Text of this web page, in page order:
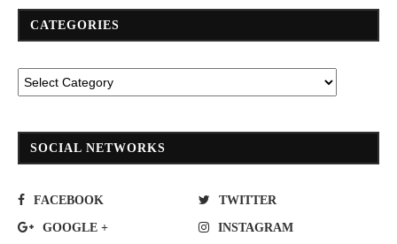
CATEGORIES
SOCIAL NETWORKS
FACEBOOK TWITTER
GOOGLE + INSTAGRAM